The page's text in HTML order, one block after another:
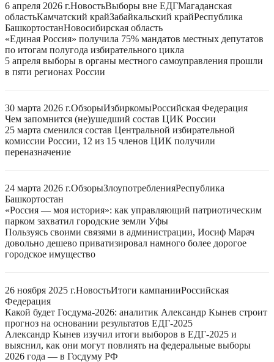
6 апреля 2026 г.НовостьВыборы вне ЕДГМагаданская
областьКамчатский крайЗабайкальский крайРеспублика
БашкортостанНовосибирская область
«Единая Россия» получила 75% мандатов местных депутатов
по итогам полугода избирательного цикла
5 апреля выборы в органы местного самоуправления прошли
в пяти регионах России
30 марта 2026 г.ОбзорыИзбиркомыРоссийская Федерация
Чем запомнится (не)ушедший состав ЦИК России
25 марта сменился состав Центральной избирательной
комиссии России, 12 из 15 членов ЦИК получили
переназначение
24 марта 2026 г.ОбзорыЗлоупотребленияРеспублика
Башкортостан
«Россия — моя история»: как управляющий патриотическим
парком захватил городские земли Уфы
Пользуясь своими связями в администрации, Иосиф Марач
довольно дешево приватизировал намного более дорогое
городское имущество
26 ноября 2025 г.НовостьИтоги кампанииРоссийская
Федерация
Какой будет Госдума-2026: аналитик Александр Кынев строит
прогноз на основании результатов ЕДГ-2025
Александр Кынев изучил итоги выборов в ЕДГ-2025 и
выяснил, как они могут повлиять на федеральные выборы
2026 года — в Госдуму РФ